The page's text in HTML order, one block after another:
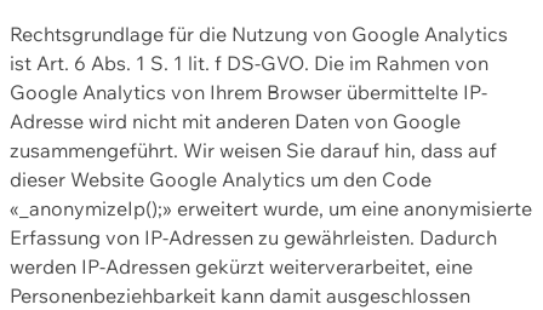
Rechtsgrundlage für die Nutzung von Google Analytics
ist Art. 6 Abs. 1 S. 1 lit. f DS-GVO. Die im Rahmen von
Google Analytics von Ihrem Browser übermittelte IP-
Adresse wird nicht mit anderen Daten von Google
zusammengeführt. Wir weisen Sie darauf hin, dass auf
dieser Website Google Analytics um den Code
«_anonymizeIp();» erweitert wurde, um eine anonymisierte
Erfassung von IP-Adressen zu gewährleisten. Dadurch
werden IP-Adressen gekürzt weiterverarbeitet, eine
Personenbeziehbarkeit kann damit ausgeschlossen